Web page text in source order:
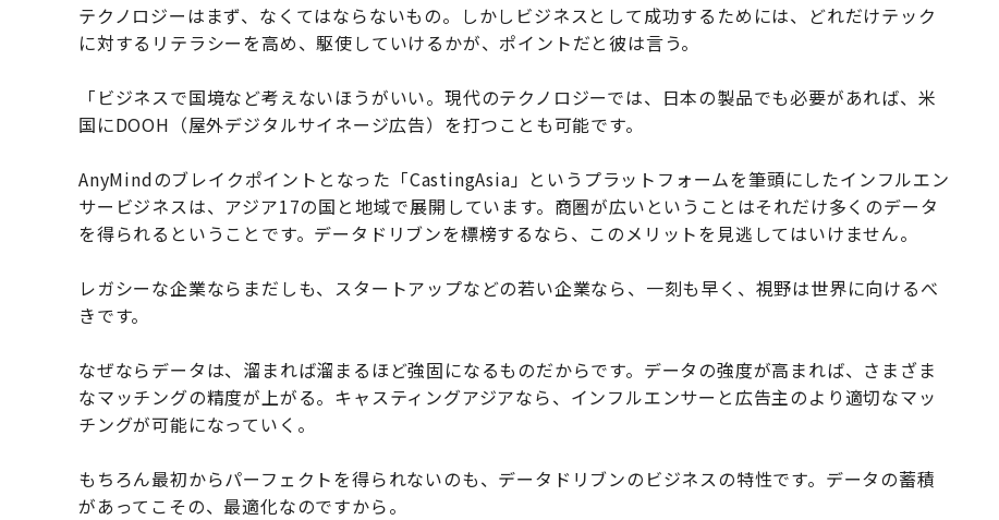
テクノロジーはまず、なくてはならないもの。しかしビジネスとして成功するためには、どれだけテック
に対するリテラシーを高め、駆使していけるかが、ポイントだと彼は言う。
「ビジネスで国境など考えないほうがいい。現代のテクノロジーでは、日本の製品でも必要があれば、米
国にDOOH（屋外デジタルサイネージ広告）を打つことも可能です。
AnyMindのブレイクポイントとなった「CastingAsia」というプラットフォームを筆頭にしたインフルエン
サービジネスは、アジア17の国と地域で展開しています。商圏が広いということはそれだけ多くのデータ
を得られるということです。データドリブンを標榜するなら、このメリットを見逃してはいけません。
レガシーな企業ならまだしも、スタートアップなどの若い企業なら、一刻も早く、視野は世界に向けるべ
きです。
なぜならデータは、溜まれば溜まるほど強固になるものだからです。データの強度が高まれば、さまざま
なマッチングの精度が上がる。キャスティングアジアなら、インフルエンサーと広告主のより適切なマッ
チングが可能になっていく。
もちろん最初からパーフェクトを得られないのも、データドリブンのビジネスの特性です。データの蓄積
があってこその、最適化なのですから。